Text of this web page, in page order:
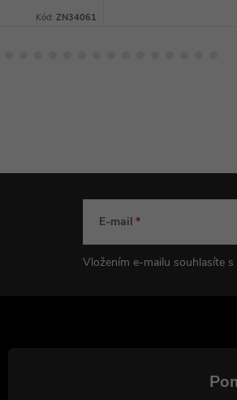
Kód: ZN34061
E-mail
Vložením e-mailu souhlasíte s